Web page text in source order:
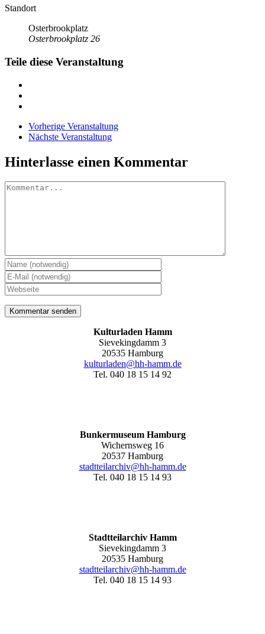
Standort
Osterbrookplatz
Osterbrookplatz 26
Teile diese Veranstaltung
Vorherige Veranstaltung
Nächste Veranstaltung
Hinterlasse einen Kommentar
Kommentar
Kulturladen Hamm
Sievekingdamm 3
20535 Hamburg
kulturladen@hh-hamm.de
Tel. 040 18 15 14 92
Bunkermuseum Hamburg
Wichernsweg 16
20537 Hamburg
stadtteilarchiv@hh-hamm.de
Tel. 040 18 15 14 93
Stadtteilarchiv Hamm
Sievekingdamm 3
20535 Hamburg
stadtteilarchiv@hh-hamm.de
Tel. 040 18 15 14 93